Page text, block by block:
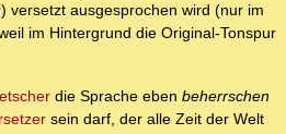
versetzt ausgesprochen wird (nur im
im Hintergrund die Original-Tonspur
die Sprache eben beherrschen
sein darf, der alle Zeit der Welt